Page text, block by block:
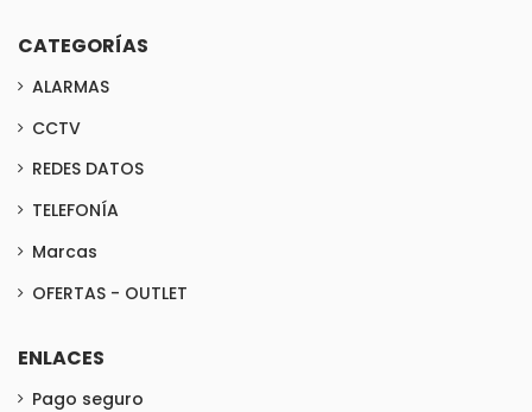
CATEGORÍAS
ALARMAS
CCTV
REDES DATOS
TELEFONÍA
Marcas
OFERTAS - OUTLET
ENLACES
Pago seguro